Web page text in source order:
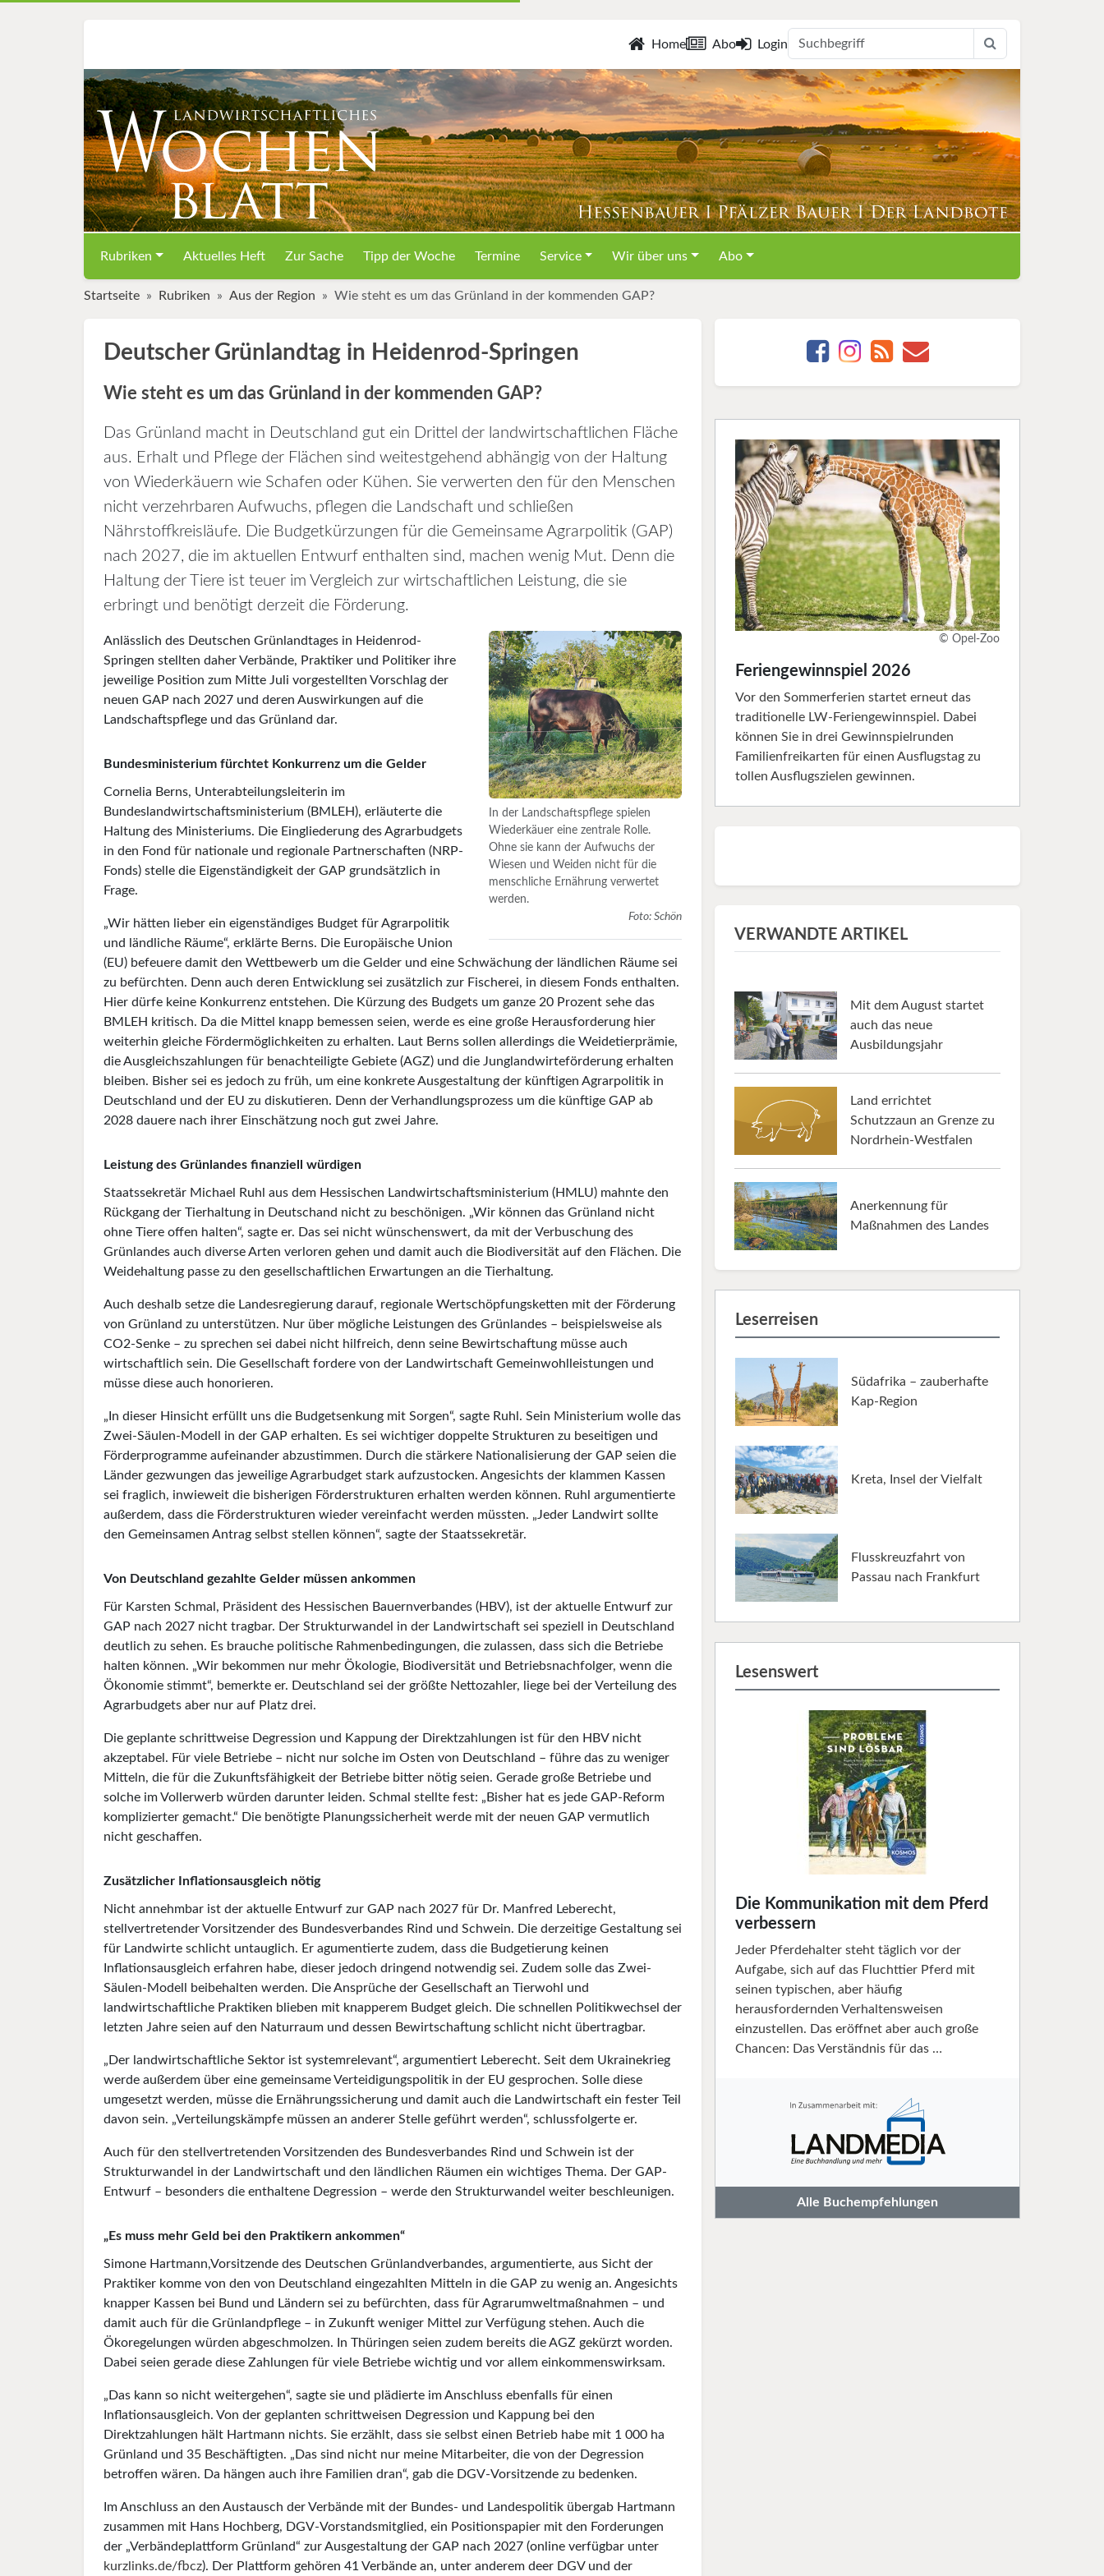
Home Abo Login
Rubriken Aktuelles Heft Zur Sache Tipp der Woche Termine Service Wir über uns Abo
Startseite Rubriken Aus der Region Wie steht es um das Grünland in der kommenden GAP?
Deutscher Grünlandtag in Heidenrod-Springen
Wie steht es um das Grünland in der kommenden GAP?
Das Grünland macht in Deutschland gut ein Drittel der landwirtschaftlichen Fläche
aus. Erhalt und Pflege der Flächen sind weitestgehend abhängig von der Haltung
von Wiederkäuern wie Schafen oder Kühen. Sie verwerten den für den Menschen
nicht verzehrbaren Aufwuchs, pflegen die Landschaft und schließen
Nährstoffkreisläufe. Die Budgetkürzungen für die Gemeinsame Agrarpolitik (GAP)
nach 2027, die im aktuellen Entwurf enthalten sind, machen wenig Mut. Denn die
Haltung der Tiere ist teuer im Vergleich zur wirtschaftlichen Leistung, die sie
erbringt und benötigt derzeit die Förderung.
In der Landschaftspflege spielen
Wiederkäuer eine zentrale Rolle.
Ohne sie kann der Aufwuchs der
Wiesen und Weiden nicht für die
menschliche Ernährung verwertet
werden.
Foto: Schön
Anlässlich des Deutschen Grünlandtages in Heidenrod-
Springen stellten daher Verbände, Praktiker und Politiker ihre
jeweilige Position zum Mitte Juli vorgestellten Vorschlag der
neuen GAP nach 2027 und deren Auswirkungen auf die
Landschaftspflege und das Grünland dar.
Bundesministerium fürchtet Konkurrenz um die Gelder
Cornelia Berns, Unterabteilungsleiterin im
Bundeslandwirtschaftsministerium (BMLEH), erläuterte die
Haltung des Ministeriums. Die Eingliederung des Agrarbudgets
in den Fond für nationale und regionale Partnerschaften (NRP-
Fonds) stelle die Eigenständigkeit der GAP grundsätzlich in
Frage.
„Wir hätten lieber ein eigenständiges Budget für Agrarpolitik
und ländliche Räume“, erklärte Berns. Die Europäische Union
(EU) befeuere damit den Wettbewerb um die Gelder und eine Schwächung der ländlichen Räume sei
zu befürchten. Denn auch deren Entwicklung sei zusätzlich zur Fischerei, in diesem Fonds enthalten.
Hier dürfe keine Konkurrenz entstehen. Die Kürzung des Budgets um ganze 20 Prozent sehe das
BMLEH kritisch. Da die Mittel knapp bemessen seien, werde es eine große Herausforderung hier
weiterhin gleiche Fördermöglichkeiten zu erhalten. Laut Berns sollen allerdings die Weidetierprämie,
die Ausgleichszahlungen für benachteiligte Gebiete (AGZ) und die Junglandwirteförderung erhalten
bleiben. Bisher sei es jedoch zu früh, um eine konkrete Ausgestaltung der künftigen Agrarpolitik in
Deutschland und der EU zu diskutieren. Denn der Verhandlungsprozess um die künftige GAP ab
2028 dauere nach ihrer Einschätzung noch gut zwei Jahre.
Leistung des Grünlandes finanziell würdigen
Staatssekretär Michael Ruhl aus dem Hessischen Landwirtschaftsministerium (HMLU) mahnte den
Rückgang der Tierhaltung in Deutschand nicht zu beschönigen. „Wir können das Grünland nicht
ohne Tiere offen halten“, sagte er. Das sei nicht wünschenswert, da mit der Verbuschung des
Grünlandes auch diverse Arten verloren gehen und damit auch die Biodiversität auf den Flächen. Die
Weidehaltung passe zu den gesellschaftlichen Erwartungen an die Tierhaltung.
Auch deshalb setze die Landesregierung darauf, regionale Wertschöpfungsketten mit der Förderung
von Grünland zu unterstützen. Nur über mögliche Leistungen des Grünlandes – beispielsweise als
CO2-Senke – zu sprechen sei dabei nicht hilfreich, denn seine Bewirtschaftung müsse auch
wirtschaftlich sein. Die Gesellschaft fordere von der Landwirtschaft Gemeinwohlleistungen und
müsse diese auch honorieren.
„In dieser Hinsicht erfüllt uns die Budgetsenkung mit Sorgen“, sagte Ruhl. Sein Ministerium wolle das
Zwei-Säulen-Modell in der GAP erhalten. Es sei wichtiger doppelte Strukturen zu beseitigen und
Förderprogramme aufeinander abzustimmen. Durch die stärkere Nationalisierung der GAP seien die
Länder gezwungen das jeweilige Agrarbudget stark aufzustocken. Angesichts der klammen Kassen
sei fraglich, inwieweit die bisherigen Förderstrukturen erhalten werden können. Ruhl argumentierte
außerdem, dass die Förderstrukturen wieder vereinfacht werden müssten. „Jeder Landwirt sollte
den Gemeinsamen Antrag selbst stellen können“, sagte der Staatssekretär.
Von Deutschland gezahlte Gelder müssen ankommen
Für Karsten Schmal, Präsident des Hessischen Bauernverbandes (HBV), ist der aktuelle Entwurf zur
GAP nach 2027 nicht tragbar. Der Strukturwandel in der Landwirtschaft sei speziell in Deutschland
deutlich zu sehen. Es brauche politische Rahmenbedingungen, die zulassen, dass sich die Betriebe
halten können. „Wir bekommen nur mehr Ökologie, Biodiversität und Betriebsnachfolger, wenn die
Ökonomie stimmt“, bemerkte er. Deutschland sei der größte Nettozahler, liege bei der Verteilung des
Agrarbudgets aber nur auf Platz drei.
Die geplante schrittweise Degression und Kappung der Direktzahlungen ist für den HBV nicht
akzeptabel. Für viele Betriebe – nicht nur solche im Osten von Deutschland – führe das zu weniger
Mitteln, die für die Zukunftsfähigkeit der Betriebe bitter nötig seien. Gerade große Betriebe und
solche im Vollerwerb würden darunter leiden. Schmal stellte fest: „Bisher hat es jede GAP-Reform
komplizierter gemacht.“ Die benötigte Planungssicherheit werde mit der neuen GAP vermutlich
nicht geschaffen.
Zusätzlicher Inflationsausgleich nötig
Nicht annehmbar ist der aktuelle Entwurf zur GAP nach 2027 für Dr. Manfred Leberecht,
stellvertretender Vorsitzender des Bundesverbandes Rind und Schwein. Die derzeitige Gestaltung sei
für Landwirte schlicht untauglich. Er agumentierte zudem, dass die Budgetierung keinen
Inflationsausgleich erfahren habe, dieser jedoch dringend notwendig sei. Zudem solle das Zwei-
Säulen-Modell beibehalten werden. Die Ansprüche der Gesellschaft an Tierwohl und
landwirtschaftliche Praktiken blieben mit knapperem Budget gleich. Die schnellen Politikwechsel der
letzten Jahre seien auf den Naturraum und dessen Bewirtschaftung schlicht nicht übertragbar.
„Der landwirtschaftliche Sektor ist systemrelevant“, argumentiert Leberecht. Seit dem Ukrainekrieg
werde außerdem über eine gemeinsame Verteidigungspolitik in der EU gesprochen. Solle diese
umgesetzt werden, müsse die Ernährungssicherung und damit auch die Landwirtschaft ein fester Teil
davon sein. „Verteilungskämpfe müssen an anderer Stelle geführt werden“, schlussfolgerte er.
Auch für den stellvertretenden Vorsitzenden des Bundesverbandes Rind und Schwein ist der
Strukturwandel in der Landwirtschaft und den ländlichen Räumen ein wichtiges Thema. Der GAP-
Entwurf – besonders die enthaltene Degression – werde den Strukturwandel weiter beschleunigen.
„Es muss mehr Geld bei den Praktikern ankommen“
Simone Hartmann,Vorsitzende des Deutschen Grünlandverbandes, argumentierte, aus Sicht der
Praktiker komme von den von Deutschland eingezahlten Mitteln in die GAP zu wenig an. Angesichts
knapper Kassen bei Bund und Ländern sei zu befürchten, dass für Agrarumweltmaßnahmen – und
damit auch für die Grünlandpflege – in Zukunft weniger Mittel zur Verfügung stehen. Auch die
Ökoregelungen würden abgeschmolzen. In Thüringen seien zudem bereits die AGZ gekürzt worden.
Dabei seien gerade diese Zahlungen für viele Betriebe wichtig und vor allem einkommenswirksam.
„Das kann so nicht weitergehen“, sagte sie und plädierte im Anschluss ebenfalls für einen
Inflationsausgleich. Von der geplanten schrittweisen Degression und Kappung bei den
Direktzahlungen hält Hartmann nichts. Sie erzählt, dass sie selbst einen Betrieb habe mit 1 000 ha
Grünland und 35 Beschäftigten. „Das sind nicht nur meine Mitarbeiter, die von der Degression
betroffen wären. Da hängen auch ihre Familien dran“, gab die DGV-Vorsitzende zu bedenken.
Im Anschluss an den Austausch der Verbände mit der Bundes- und Landespolitik übergab Hartmann
zusammen mit Hans Hochberg, DGV-Vorstandsmitglied, ein Positionspapier mit den Forderungen
der „Verbändeplattform Grünland“ zur Ausgestaltung der GAP nach 2027 (online verfügbar unter
kurzlinks.de/fbcz). Der Plattform gehören 41 Verbände an, unter anderem deer DGV und der
© Opel-Zoo
Feriengewinnspiel 2026
Vor den Sommerferien startet erneut das
traditionelle LW-Feriengewinnspiel. Dabei
können Sie in drei Gewinnspielrunden
Familienfreikarten für einen Ausflugstag zu
tollen Ausflugszielen gewinnen.
VERWANDTE ARTIKEL
Mit dem August startet
auch das neue
Ausbildungsjahr
Land errichtet
Schutzzaun an Grenze zu
Nordrhein-Westfalen
Anerkennung für
Maßnahmen des Landes
Leserreisen
Südafrika – zauberhafte
Kap-Region
Kreta, Insel der Vielfalt
Flusskreuzfahrt von
Passau nach Frankfurt
Lesenswert
Die Kommunikation mit dem Pferd
verbessern
Jeder Pferdehalter steht täglich vor der
Aufgabe, sich auf das Fluchttier Pferd mit
seinen typischen, aber häufig
herausfordernden Verhaltensweisen
einzustellen. Das eröffnet aber auch große
Chancen: Das Verständnis für das …
Alle Buchempfehlungen